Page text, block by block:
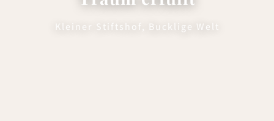
Kleiner Stiftshof, Bucklige Welt